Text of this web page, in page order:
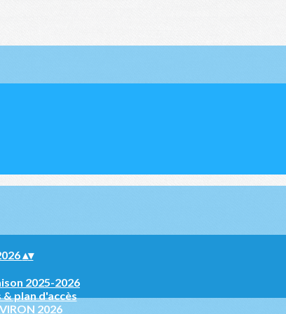
▴▾
2025-2026
plan d'accès
2026